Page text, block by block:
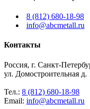
8 (812) 680-18-98
info@abcmetall.ru
Контакты
Россия, г. Санкт-
ул. Домостроительная д.
Тел.: 8 (812) 680-18-98
Email: info@abcmetall.ru